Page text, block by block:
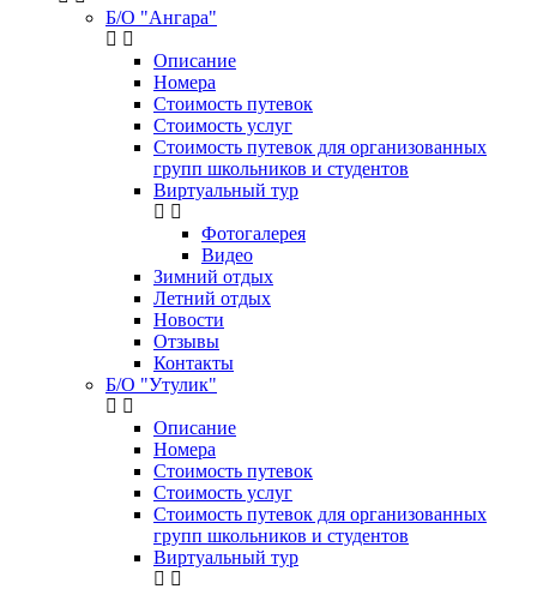
Б/О "Ангара"
Описание
Номера
Стоимость путевок
Стоимость услуг
Стоимость путевок для организованных
групп школьников и студентов
Виртуальный тур
Фотогалерея
Видео
Зимний отдых
Летний отдых
Новости
Отзывы
Контакты
Б/О "Утулик"
Описание
Номера
Стоимость путевок
Стоимость услуг
Стоимость путевок для организованных
групп школьников и студентов
Виртуальный тур